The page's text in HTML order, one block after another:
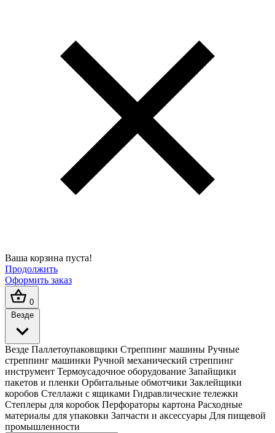
Ваша корзина пуста!
Продолжить
Оформить заказ
0
Везде
Везде Паллетоупаковщики Стреппинг машины Ручные
стреппинг машинки Ручной механический стреппинг
инструмент Термоусадочное оборудование Запайщики
пакетов и пленки Орбитальные обмотчики Заклейщики
коробов Стеллажи с ящиками Гидравлические тележки
Степлеры для коробок Перфораторы картона Расходные
материалы для упаковки Запчасти и аксессуары Для пищевой
промышленности